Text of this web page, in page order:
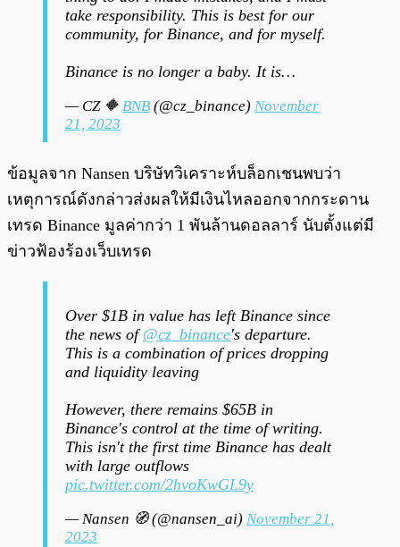
take responsibility. This is best for our
community, for Binance, and for myself.
Binance is no longer a baby. It is…
— CZ 🔶 BNB (@cz_binance) November
21, 2023
ข้อมูลจาก Nansen บริษัทวิเคราะห์บล็อกเชนพบว่า
เหตุการณ์ดังกล่าวส่งผลให้มีเงินไหลออกจากกระดาน
เทรด Binance มูลค่ากว่า 1 พันล้านดอลลาร์ นับตั้งแต่มี
ข่าวฟ้องร้องเว็บเทรด
Over $1B in value has left Binance since
the news of @cz_binance's departure.
This is a combination of prices dropping
and liquidity leaving
However, there remains $65B in
Binance's control at the time of writing.
This isn't the first time Binance has dealt
with large outflows
pic.twitter.com/2hvoKwGL9y
— Nansen 🧭 (@nansen_ai) November 21,
2023